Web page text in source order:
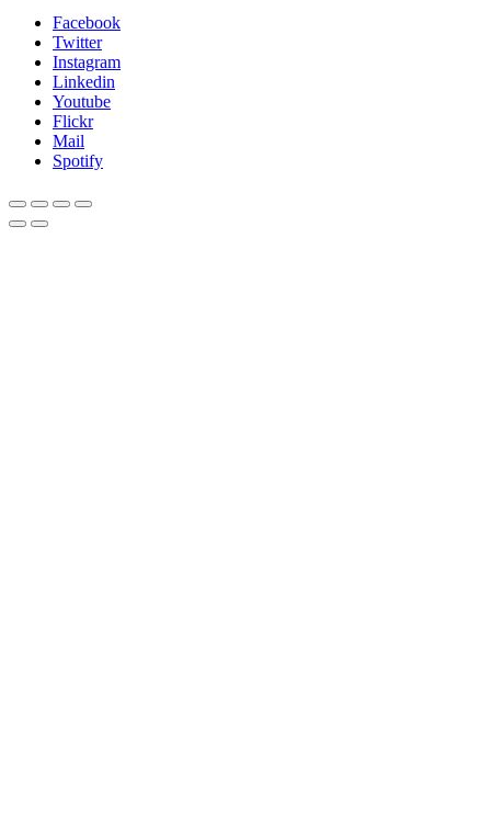
Facebook
Twitter
Instagram
Linkedin
Youtube
Flickr
Mail
Spotify